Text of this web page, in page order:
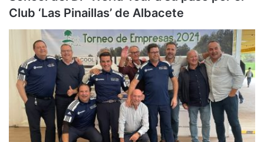
Club ‘Las Pinaillas’ de Albacete